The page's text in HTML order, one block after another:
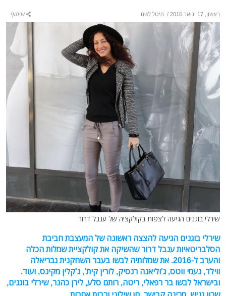
ראשון, 17 ינואר 2016 / מיטל לשם שיתוף
שירלי בוגנים הגיעה לצפות בקולקציה של ענבל דרור
שירלי בוגנים הגיעה להצצה ראשונה שלהמעצבת חביבת
הסלבריטאיות ענבל דרור שהשיקה את קולקציית שמלות הכלה
והערב ל-2016. את שמלותיה לבשו בעבר
השחקנית גבריאלה
ווילד, נעמי ווטס, ג'וליאנה רנסיק, לורין קית', ג'קלין מקינס, ועוד.
ובישראל לבשו בר רפאלי, ריטה, רותם סלע, לירן כהנר, שירלי בוגנים,